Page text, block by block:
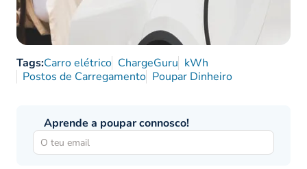
Tags:Carro elétrico ChargeGuru kWh
Postos de Carregamento Poupar Dinheiro
Aprende a poupar connosco!